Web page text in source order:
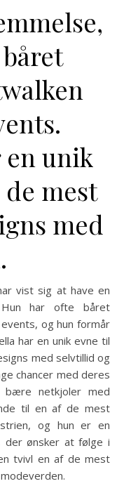
en unik
mest
med
vist sig at have en
Hun har ofte båret
og hun formår
har en unik evne til
med selvtillid og
chancer med deres
netkjoler med
til en af de mest
og hun er en
der ønsker at følge i
tvivl en af de mest